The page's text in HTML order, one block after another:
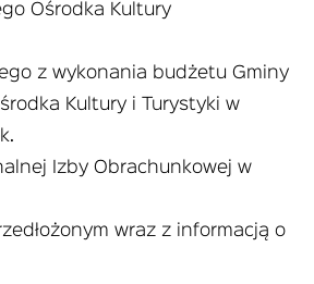
Ośrodka Kultury
z wykonania budżetu Gminy
Kultury i Turystyki w
Izby Obrachunkowej w
wraz z informacją o